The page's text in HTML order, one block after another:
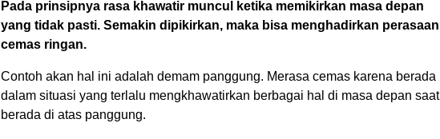
Pada prinsipnya rasa khawatir muncul ketika memikirkan masa depan
yang tidak pasti. Semakin dipikirkan, maka bisa menghadirkan perasaan
cemas ringan.
Contoh akan hal ini adalah demam panggung. Merasa cemas karena berada
dalam situasi yang terlalu mengkhawatirkan berbagai hal di masa depan saat
berada di atas panggung.